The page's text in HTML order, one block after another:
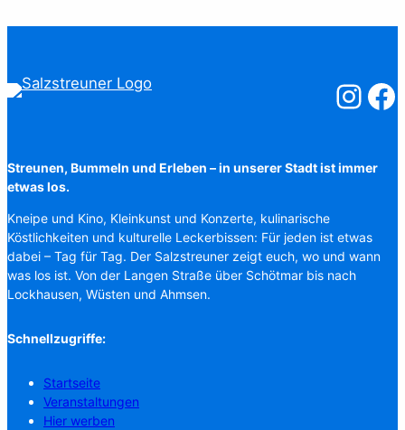
Streunen, Bummeln und Erleben – in unserer Stadt ist immer
etwas los.
Kneipe und Kino, Kleinkunst und Konzerte, kulinarische
Köstlichkeiten und kulturelle Leckerbissen: Für jeden ist etwas
dabei – Tag für Tag. Der Salzstreuner zeigt euch, wo und wann
was los ist. Von der Langen Straße über Schötmar bis nach
Lockhausen, Wüsten und Ahmsen.
Schnellzugriffe:
Startseite
Veranstaltungen
Hier werben